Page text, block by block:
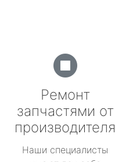
Ремонт
запчастями от
производителя
Наши специалисты